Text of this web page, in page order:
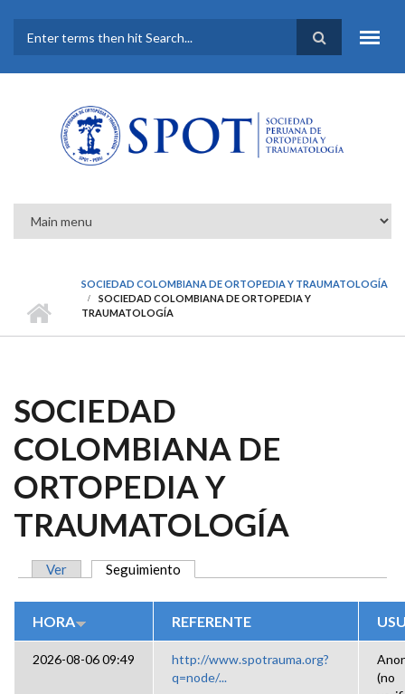
FORMULARIO DE
BÚSQUEDA
SOCIEDAD COLOMBIANA DE ORTOPEDIA Y TRAUMATOLOGÍA
SOCIEDAD COLOMBIANA DE ORTOPEDIA Y
TRAUMATOLOGÍA
SOCIEDAD
COLOMBIANA DE
ORTOPEDIA Y
TRAUMATOLOGÍA
Ver Seguimiento
HORA REFERENTE
2026-08-06 09:49
http://www.spotrauma.org?
q=node/...
(no